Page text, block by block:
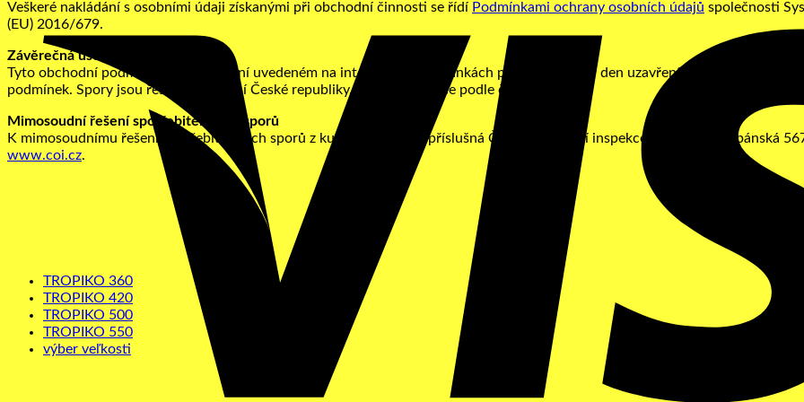
Veškeré nakládání s osobními údaji získanými při obchodní činnosti se řídí Podmínkami ochrany osobních údajů společnosti
(EU) 2016/679.
Závěrečná ustanovení
Tyto obchodní podmínky platí ve znění uvedeném na internetových stránkách prodávajícího, v den uzavření kupní smlouvy. V
podmínek. Spory jsou řešeny na území České republiky, v českém jazyce podle českého práva.
Mimosoudní řešení spotřebitelských sporů
K mimosoudnímu řešení spotřebitelských sporů z kupní smlouvy je příslušná Česká obchodní inspekce, se sídlem Štěpánská
www.coi.cz.
TROPIKO 360
TROPIKO 420
TROPIKO 500
TROPIKO 550
výber veľkosti